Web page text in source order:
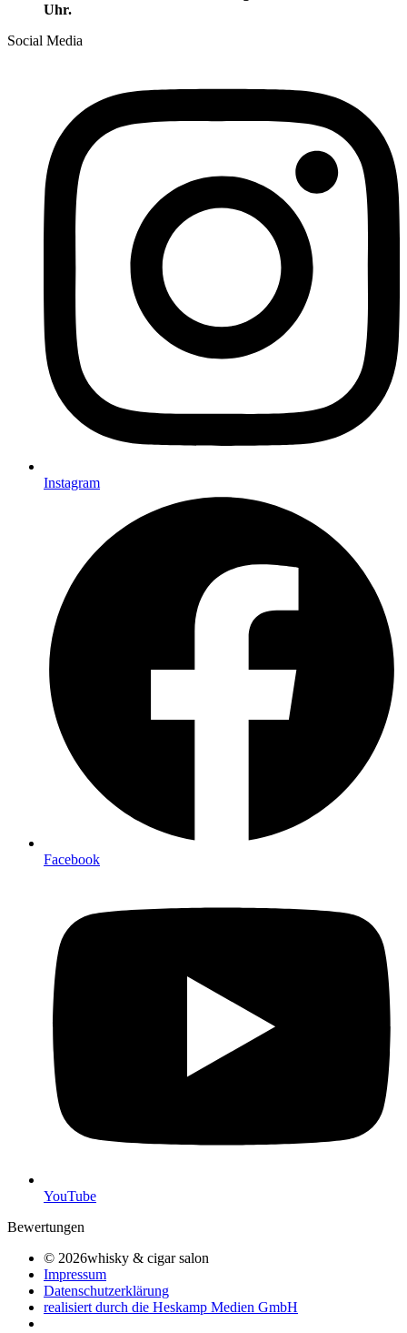
Uhr.
Social Media
Instagram
Facebook
YouTube
Bewertungen
© 2026whisky & cigar salon
Impressum
Datenschutzerklärung
realisiert durch die Heskamp Medien GmbH